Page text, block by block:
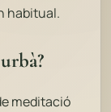
habitual.
meditació